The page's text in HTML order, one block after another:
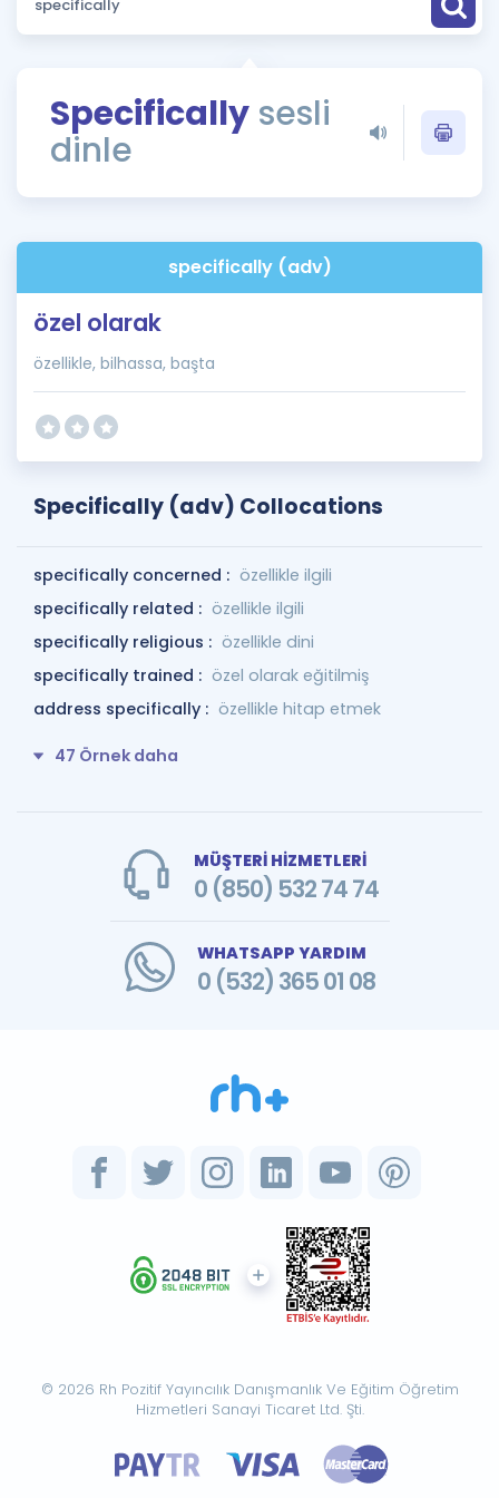
Puan Hesaplama
ÖSYM Sınav Takvimi
Kampanyalar
İngilizce Gramer
Specifically sesli
dinle
specifically (adv)
özel olarak
özellikle, bilhassa, başta
Specifically (adv) Collocations
specifically concerned : özellikle ilgili
specifically related : özellikle ilgili
specifically religious : özellikle dini
specifically trained : özel olarak eğitilmiş
address specifically : özellikle hitap etmek
47 Örnek daha
MÜŞTERİ HİZMETLERİ
0 (850) 532 74 74
WHATSAPP YARDIM
0 (532) 365 01 08
© 2026 Rh Pozitif Yayıncılık Danışmanlık Ve Eğitim Öğretim
Hizmetleri Sanayi Ticaret Ltd. Şti.